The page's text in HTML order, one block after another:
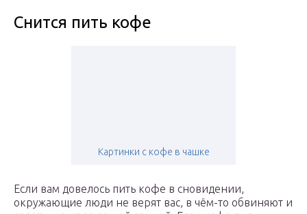
Снится пить кофе
Картинки с кофе в чашке
Если вам довелось пить кофе в сновидении,
окружающие люди не верят вас, в чём-то обвиняют и